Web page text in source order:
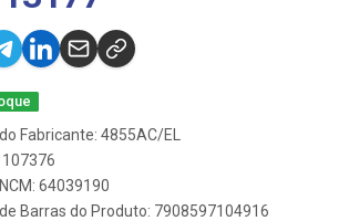
Fabricante: 4855AC/EL
64039190
Barras do Produto: 7908597104916